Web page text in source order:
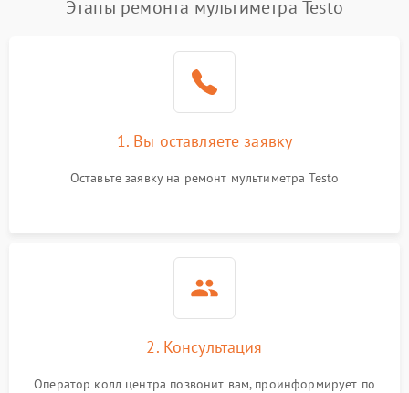
Этапы ремонта мультиметра Testo
1. Вы оставляете заявку
Оставьте заявку на ремонт мультиметра Testo
2. Консультация
Оператор колл центра позвонит вам, проинформирует по